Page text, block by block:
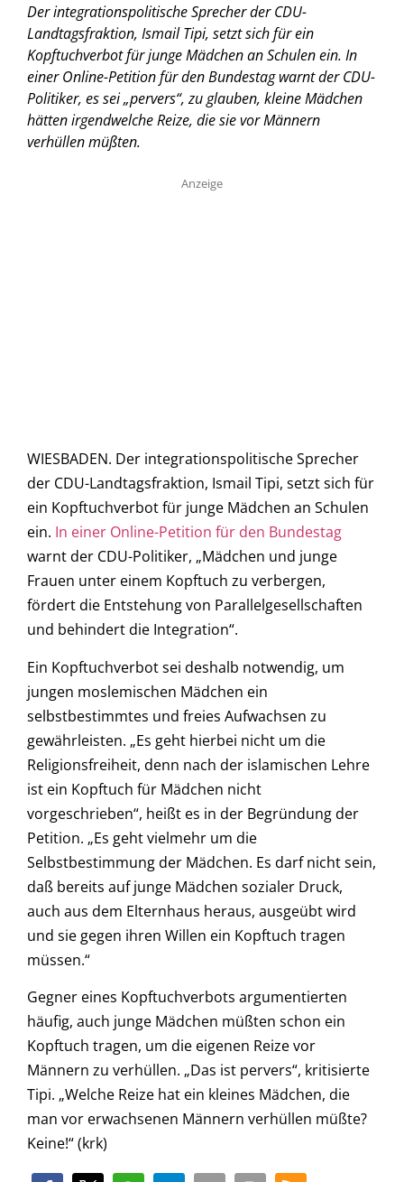
Der integrationspolitische Sprecher der CDU-
Landtagsfraktion, Ismail Tipi, setzt sich für ein
Kopftuchverbot für junge Mädchen an Schulen ein. In
einer Online-Petition für den Bundestag warnt der CDU-
Politiker, es sei „pervers“, zu glauben, kleine Mädchen
hätten irgendwelche Reize, die sie vor Männern
verhüllen müßten.
Anzeige
WIESBADEN. Der integrationspolitische Sprecher
der CDU-Landtagsfraktion, Ismail Tipi, setzt sich für
ein Kopftuchverbot für junge Mädchen an Schulen
ein. In einer Online-Petition für den Bundestag
warnt der CDU-Politiker, „Mädchen und junge
Frauen unter einem Kopftuch zu verbergen,
fördert die Entstehung von Parallelgesellschaften
und behindert die Integration“.
Ein Kopftuchverbot sei deshalb notwendig, um
jungen moslemischen Mädchen ein
selbstbestimmtes und freies Aufwachsen zu
gewährleisten. „Es geht hierbei nicht um die
Religionsfreiheit, denn nach der islamischen Lehre
ist ein Kopftuch für Mädchen nicht
vorgeschrieben“, heißt es in der Begründung der
Petition. „Es geht vielmehr um die
Selbstbestimmung der Mädchen. Es darf nicht sein,
daß bereits auf junge Mädchen sozialer Druck,
auch aus dem Elternhaus heraus, ausgeübt wird
und sie gegen ihren Willen ein Kopftuch tragen
müssen.“
Gegner eines Kopftuchverbots argumentierten
häufig, auch junge Mädchen müßten schon ein
Kopftuch tragen, um die eigenen Reize vor
Männern zu verhüllen. „Das ist pervers“, kritisierte
Tipi. „Welche Reize hat ein kleines Mädchen, die
man vor erwachsenen Männern verhüllen müßte?
Keine!“ (krk)